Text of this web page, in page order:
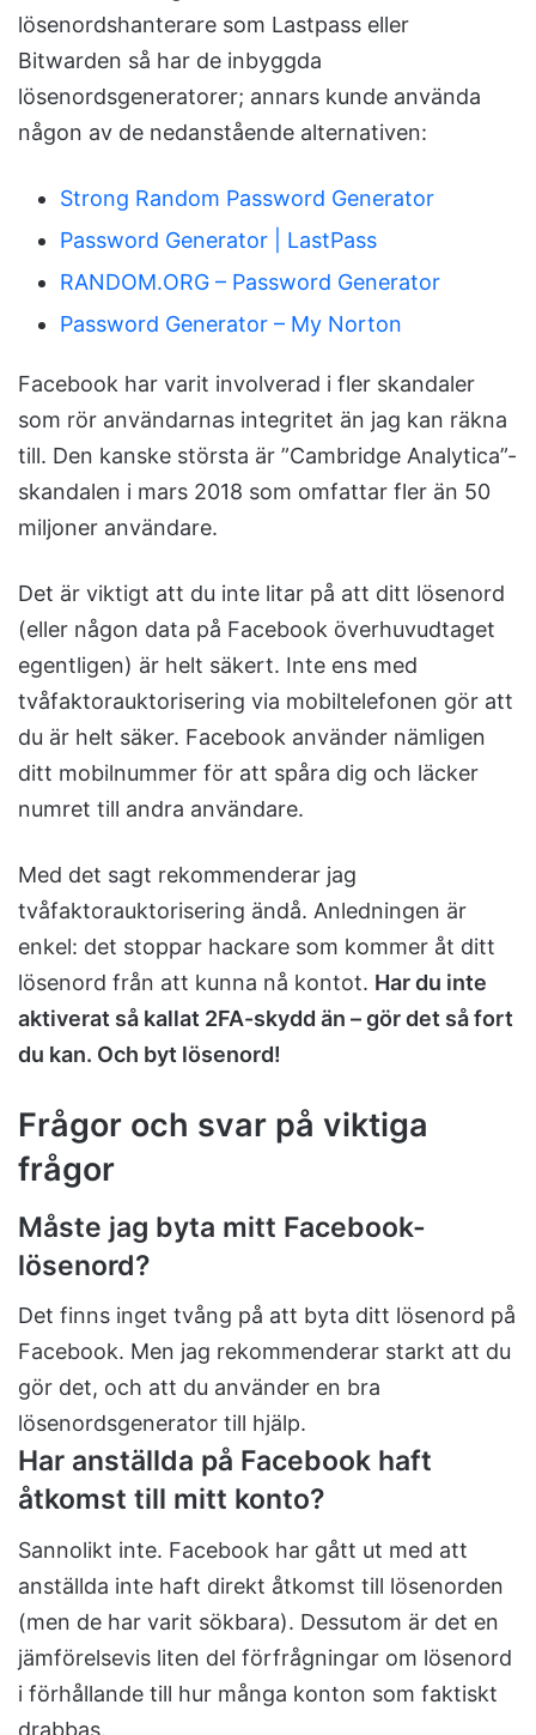
lösenordshanterare som Lastpass eller
Bitwarden så har de inbyggda
lösenordsgeneratorer; annars kunde använda
någon av de nedanstående alternativen:
Strong Random Password Generator
Password Generator | LastPass
RANDOM.ORG – Password Generator
Password Generator – My Norton
Facebook har varit involverad i fler skandaler
som rör användarnas integritet än jag kan räkna
till. Den kanske största är ”Cambridge Analytica”-
skandalen i mars 2018 som omfattar fler än 50
miljoner användare.
Det är viktigt att du inte litar på att ditt lösenord
(eller någon data på Facebook överhuvudtaget
egentligen) är helt säkert. Inte ens med
tvåfaktorauktorisering via mobiltelefonen gör att
du är helt säker. Facebook använder nämligen
ditt mobilnummer för att spåra dig och läcker
numret till andra användare.
Med det sagt rekommenderar jag
tvåfaktorauktorisering ändå. Anledningen är
enkel: det stoppar hackare som kommer åt ditt
lösenord från att kunna nå kontot. Har du inte
aktiverat så kallat 2FA-skydd än – gör det så fort
du kan. Och byt lösenord!
Frågor och svar på viktiga
frågor
Måste jag byta mitt Facebook-
lösenord?
Det finns inget tvång på att byta ditt lösenord på
Facebook. Men jag rekommenderar starkt att du
gör det, och att du använder en bra
lösenordsgenerator till hjälp.
Har anställda på Facebook haft
åtkomst till mitt konto?
Sannolikt inte. Facebook har gått ut med att
anställda inte haft direkt åtkomst till lösenorden
(men de har varit sökbara). Dessutom är det en
jämförelsevis liten del förfrågningar om lösenord
i förhållande till hur många konton som faktiskt
drabbas.